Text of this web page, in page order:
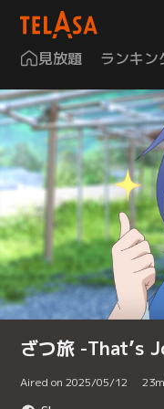
見放題 ランキン
ざつ旅 -That’s
Aired on 2025/05/12 23